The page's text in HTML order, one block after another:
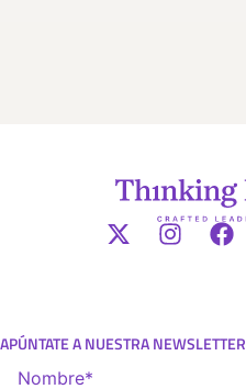
APÚNTATE A NUESTRA NEWSLETTER